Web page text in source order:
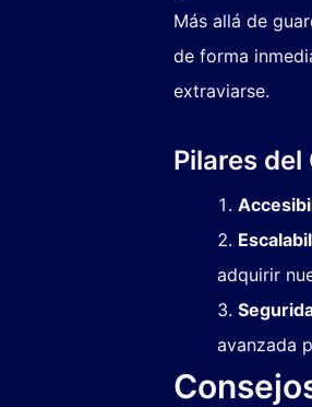
Más allá de
de forma
extraviarse.
Pilares
adquirir
avanzada